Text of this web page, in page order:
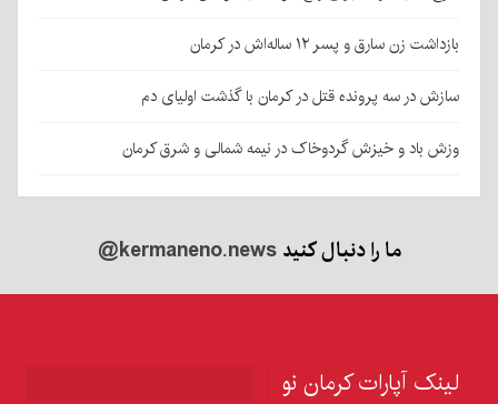
بازداشت زن سارق و پسر ۱۲ ساله‌اش در کرمان
سازش در سه پرونده قتل در کرمان با گذشت اولیای دم
وزش باد و خیزش گردوخاک در نیمه شمالی و شرق کرمان
ما را دنبال کنید@kermaneno.news
لینک آپارات کرمان نو